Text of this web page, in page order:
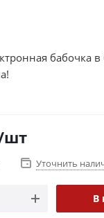
бабочка в
шт
Уточнить
В